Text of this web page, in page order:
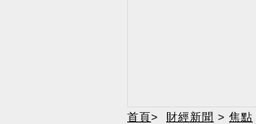
首頁> 財經新聞 > 焦點